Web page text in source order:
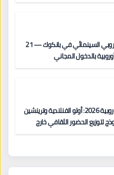
مهرجان الاتحاد الأوروبي السينمائي في بانكوك — 21
عاصمتا الثقافة الأوروبية 2026: أولو الفنلندية وترينشين
لتوزيع الحضور الثقافي خارج